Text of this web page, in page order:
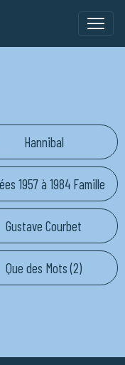
Hannibal
1957 à 1984 Famille
Gustave Courbet
Que des Mots (2)